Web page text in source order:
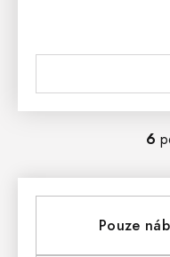
skládá z
6
Pouze